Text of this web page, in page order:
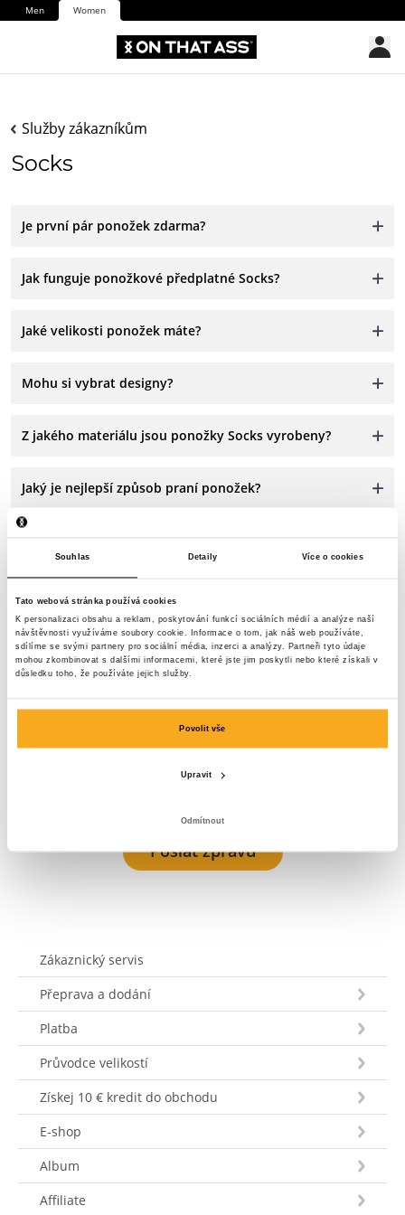
Souhlas Detaily Více o cookies
Tato webová stránka používá cookies
K personalizaci obsahu a reklam, poskytování funkcí sociálních médií a analýze naší
návštěvnosti využíváme soubory cookie. Informace o tom, jak náš web používáte,
sdílíme se svými partnery pro sociální média, inzerci a analýzy. Partneři tyto údaje
mohou zkombinovat s dalšími informacemi, které jste jim poskytli nebo které získali v
důsledku toho, že používáte jejich služby.
Povolit vše
Upravit
Odmítnout
Men Women
Služby zákazníkům
Socks
Je první pár ponožek zdarma?
Jak funguje ponožkové předplatné Socks?
Jaké velikosti ponožek máte?
Mohu si vybrat designy?
Z jakého materiálu jsou ponožky Socks vyrobeny?
Jaký je nejlepší způsob praní ponožek?
Prosím kontaktuj nás
Jsme tu pro tebe 24 hodin denně, 7 dní v týdnu! Použij
odpovědět na tvůj dotaz do 3 pracovních dnů. Tel: +31
Poslat zprávu
Zákaznický servis
Přeprava a dodání
Platba
Průvodce velikostí
Získej 10 € kredit do obchodu
E-shop
Album
Affiliate